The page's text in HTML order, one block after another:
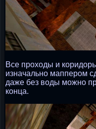
Все проходы и
изначально маппером
даже без воды можно
конца.